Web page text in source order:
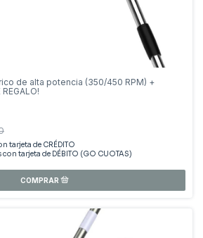
de alta potencia (350/450 RPM) +